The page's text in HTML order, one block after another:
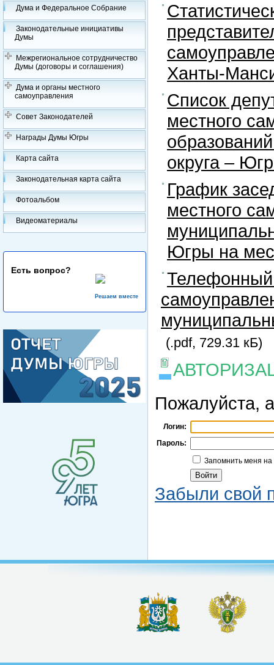
Дума и Федеральное Собрание
Законодательные инициативы
Думы
Межрегиональное сотрудничество
Думы (договоры и соглашения)
Дума и органы местного
самоуправления
Совет Законодателей
Награды Думы Югры
Карта сайта
Законодательная карта сайта
Фотоальбом
Видеоматериалы
Есть вопрос?
Решаем вместе
Ханты-
Список
местного
округа –
График
местного
Югры на
Телефонный
(.pdf, 729.31 кБ)
Пожалуйста,
Логин:
Пароль:
Запомнить меня
Забыли свой